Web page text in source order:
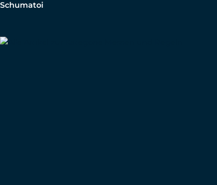
Schumatoi